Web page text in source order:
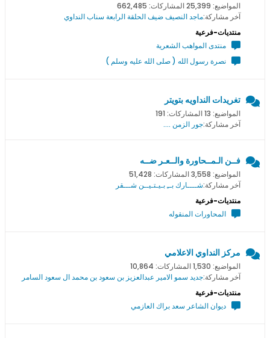
المواضيع: 25,399 المشاركات: 662,485
آخر مشاركة:ماجد النصيف ضيف الحلقة الرابعة سناب النداوي
منتديات-فرعية
منتدى المواهب الشعرية
نصرة رسول الله ( صلى الله عليه وسلم )
تغريدات النداويه بتويتر
المواضيع: 13 المشاركات: 191
آخر مشاركة:جور الزمن ....
فــن الـمــحاورة والــعـر ضــه
المواضيع: 3,558 المشاركات: 51,428
آخر مشاركة:شــــارك بــِ بـيـتـيــن شـــقر
منتديات-فرعية
المحاورات المنقوله
مركز النداوي الاعلامي
المواضيع: 1,530 المشاركات: 10,864
آخر مشاركة:جديد سمو اﻻمير عبدالعزيز بن سعود بن محمد ال سعود السامر
منتديات-فرعية
ديوان الشاعر سعد براك العازمي